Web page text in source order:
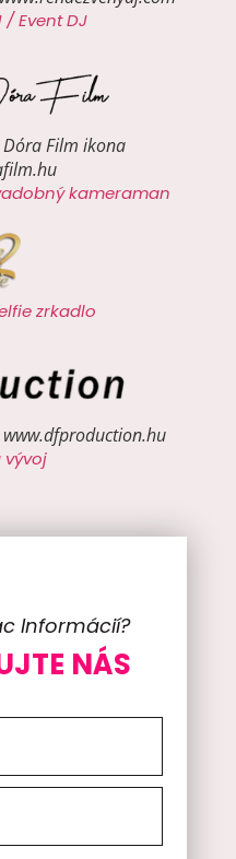
/ Event DJ
Film ikona
kameraman
zrkadlo
vývoj
Informácií?
NÁS